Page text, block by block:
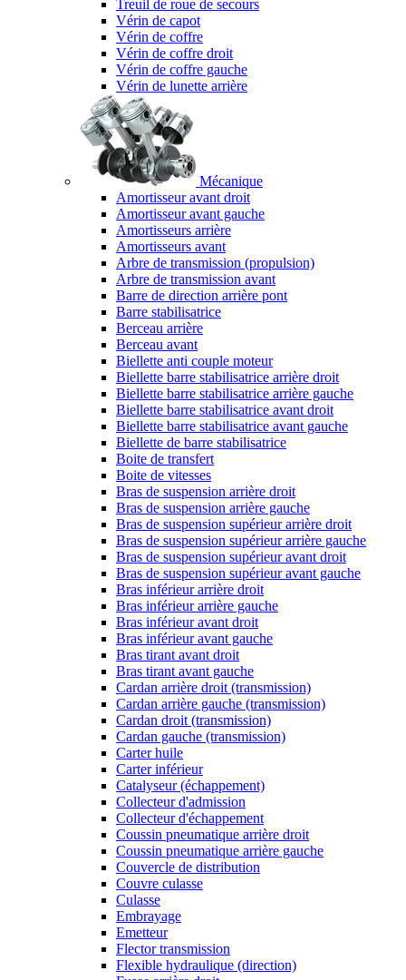
Treuil de roue de secours
Vérin de capot
Vérin de coffre
Vérin de coffre droit
Vérin de coffre gauche
Vérin de lunette arrière
Mécanique
Amortisseur avant droit
Amortisseur avant gauche
Amortisseurs arrière
Amortisseurs avant
Arbre de transmission (propulsion)
Arbre de transmission avant
Barre de direction arrière pont
Barre stabilisatrice
Berceau arrière
Berceau avant
Biellette anti couple moteur
Biellette barre stabilisatrice arrière droit
Biellette barre stabilisatrice arrière gauche
Biellette barre stabilisatrice avant droit
Biellette barre stabilisatrice avant gauche
Biellette de barre stabilisatrice
Boite de transfert
Boite de vitesses
Bras de suspension arrière droit
Bras de suspension arrière gauche
Bras de suspension supérieur arrière droit
Bras de suspension supérieur arrière gauche
Bras de suspension supérieur avant droit
Bras de suspension supérieur avant gauche
Bras inférieur arrière droit
Bras inférieur arrière gauche
Bras inférieur avant droit
Bras inférieur avant gauche
Bras tirant avant droit
Bras tirant avant gauche
Cardan arrière droit (transmission)
Cardan arrière gauche (transmission)
Cardan droit (transmission)
Cardan gauche (transmission)
Carter huile
Carter inférieur
Catalyseur (échappement)
Collecteur d'admission
Collecteur d'échappement
Coussin pneumatique arrière droit
Coussin pneumatique arrière gauche
Couvercle de distribution
Couvre culasse
Culasse
Embrayage
Emetteur
Flector transmission
Flexible hydraulique (direction)